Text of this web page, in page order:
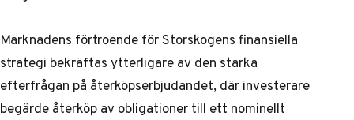
Marknadens förtroende för Storskogens finansiella
strategi bekräftas ytterligare av den starka
efterfrågan på återköpserbjudandet, där investerare
begärde återköp av obligationer till ett nominellt